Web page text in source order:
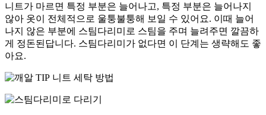
니트가 마르면 특정 부분은 늘어나고, 특정 부분은 늘어나지
않아 옷이 전체적으로 울퉁불퉁해 보일 수 있어요. 이때 늘어
나지 않은 부분에 스팀다리미로 스팀을 주며 늘려주면 깔끔하
게 정돈된답니다. 스팀다리미가 없다면 이 단계는 생략해도 좋
아요.
니트 세탁 방법